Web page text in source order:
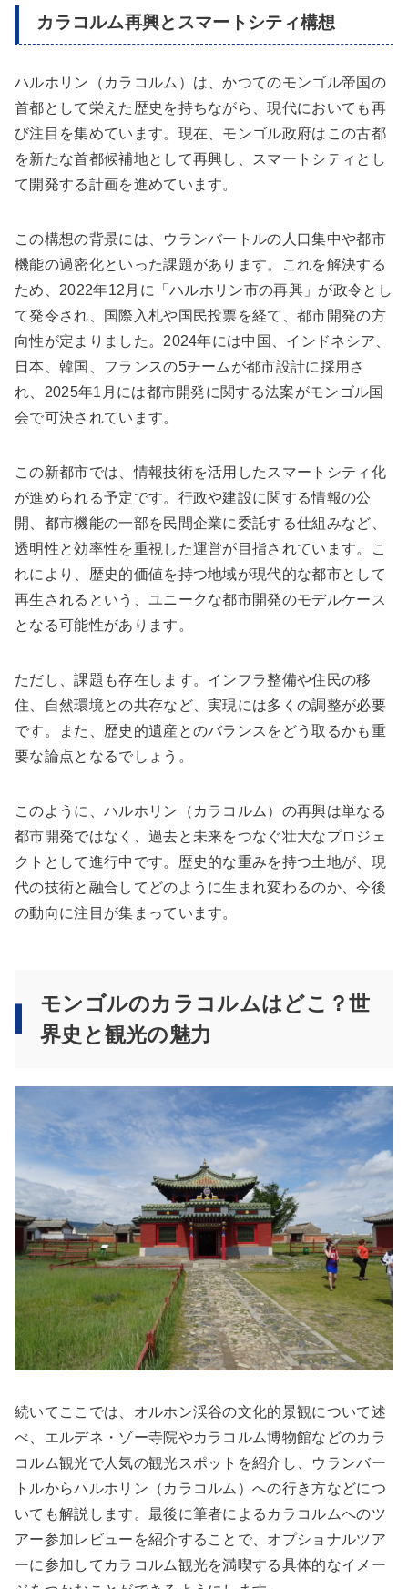
カラコルム再興とスマートシティ構想
ハルホリン（カラコルム）は、かつてのモンゴル帝国の
首都として栄えた歴史を持ちながら、現代においても再
び注目を集めています。現在、モンゴル政府はこの古都
を新たな首都候補地として再興し、スマートシティとし
て開発する計画を進めています。
この構想の背景には、ウランバートルの人口集中や都市
機能の過密化といった課題があります。これを解決する
ため、2022年12月に「ハルホリン市の再興」が政令とし
て発令され、国際入札や国民投票を経て、都市開発の方
向性が定まりました。2024年には中国、インドネシア、
日本、韓国、フランスの5チームが都市設計に採用さ
れ、2025年1月には都市開発に関する法案がモンゴル国
会で可決されています。
この新都市では、情報技術を活用したスマートシティ化
が進められる予定です。行政や建設に関する情報の公
開、都市機能の一部を民間企業に委託する仕組みなど、
透明性と効率性を重視した運営が目指されています。こ
れにより、歴史的価値を持つ地域が現代的な都市として
再生されるという、ユニークな都市開発のモデルケース
となる可能性があります。
ただし、課題も存在します。インフラ整備や住民の移
住、自然環境との共存など、実現には多くの調整が必要
です。また、歴史的遺産とのバランスをどう取るかも重
要な論点となるでしょう。
このように、ハルホリン（カラコルム）の再興は単なる
都市開発ではなく、過去と未来をつなぐ壮大なプロジェ
クトとして進行中です。歴史的な重みを持つ土地が、現
代の技術と融合してどのように生まれ変わるのか、今後
の動向に注目が集まっています。
モンゴルのカラコルムはどこ？世
界史と観光の魅力
続いてここでは、オルホン渓谷の文化的景観について述
べ、エルデネ・ゾー寺院やカラコルム博物館などのカラ
コルム観光で人気の観光スポットを紹介し、ウランバー
トルからハルホリン（カラコルム）への行き方などにつ
いても解説します。最後に筆者によるカラコルムへのツ
アー参加レビューを紹介することで、オプショナルツア
ーに参加してカラコルム観光を満喫する具体的なイメー